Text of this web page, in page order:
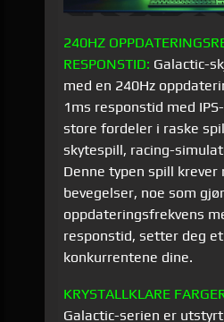
240HZ
RESPONSTID: Galactic-
med en 240Hz
1ms responstid med
store fordeler i raske
skytespill, racing-
Denne typen spill krever
bevegelser, noe som
oppdateringsfrekvens
responstid, setter deg
konkurrentene dine.
KRYSTALLKLARE
Galactic-serien er